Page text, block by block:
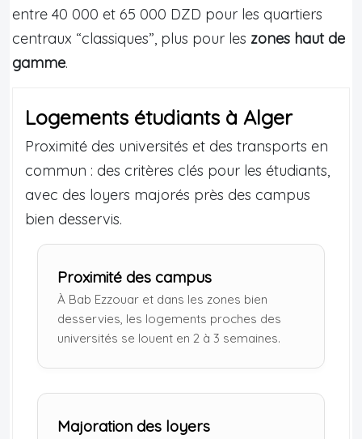
entre 40 000 et 65 000 DZD pour les quartiers
centraux “classiques”, plus pour les zones haut de
gamme.
Logements étudiants à Alger
Proximité des universités et des transports en
commun : des critères clés pour les étudiants,
avec des loyers majorés près des campus
bien desservis.
Proximité des campus
À Bab Ezzouar et dans les zones bien
desservies, les logements proches des
universités se louent en 2 à 3 semaines.
Majoration des loyers